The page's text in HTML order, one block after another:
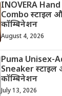
INOVERA
Combo स्टाइल
कॉम्बिनेशन
August 4, 2026
Puma Unisex-
Sneaker स्टाइल
कॉम्बिनेशन
July 13, 2026